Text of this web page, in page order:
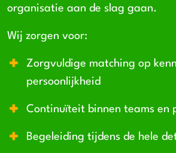
organisatie aan de slag gaan.
Wij zorgen voor:
Zorgvuldige matching op
persoonlijkheid
Continuïteit binnen teams en
Begeleiding tijdens de hele